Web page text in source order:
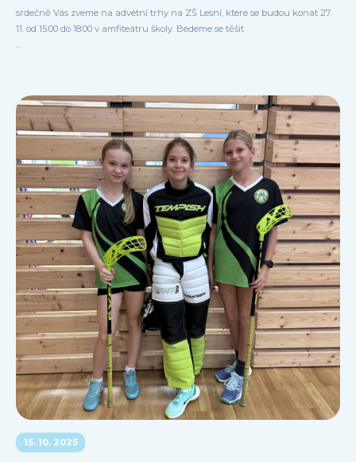
srdečně Vás zveme na advetní trhy na ZŠ Lesní, ktere se budou konat 27.
11. od 15:00 do 18:00 v amfiteátru školy. Bedeme se těšit
...
15. 10. 2025